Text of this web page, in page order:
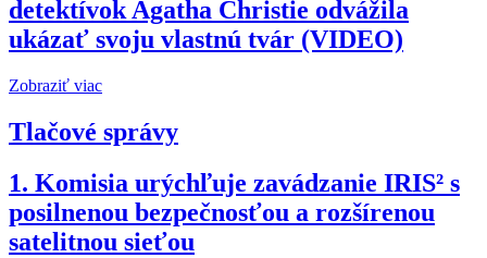
detektívok Agatha Christie odvážila
ukázať svoju vlastnú tvár (VIDEO)
Zobraziť viac
Tlačové správy
1. Komisia urýchľuje zavádzanie IRIS² s
posilnenou bezpečnosťou a rozšírenou
satelitnou sieťou